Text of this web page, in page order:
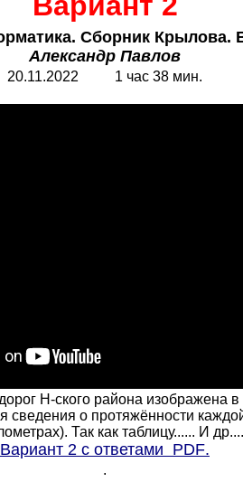
Сборник Крылова.
Александр Павлов
20.11.2022 1 час 38 мин.
Н-ского района изображена
сведения о протяжённости
Так как таблицу...... И др....
Вариант 2 с ответами PDF.
.